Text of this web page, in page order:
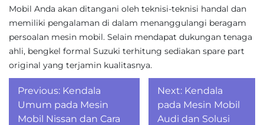
Mobil Anda akan ditangani oleh teknisi-teknisi handal dan
memiliki pengalaman di dalam menanggulangi beragam
persoalan mesin mobil. Selain mendapat dukungan tenaga
ahli, bengkel formal Suzuki terhitung sediakan spare part
original yang terjamin kualitasnya.
Post
navigation
Previous: Kendala
Umum pada Mesin
Mobil Nissan dan Cara
Next: Kendala
pada Mesin Mobil
Audi dan Solusi